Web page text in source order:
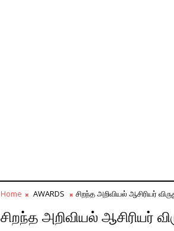
Home AWARDS சிறந்த அறிவியல் ஆசிரியர்
சிறந்த அறிவியல் ஆசிரியர்